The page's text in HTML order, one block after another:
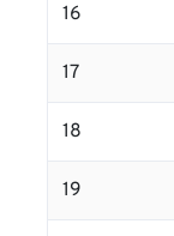
16
17
18
19